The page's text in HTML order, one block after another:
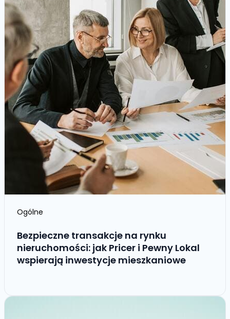
Ogólne
Bezpieczne transakcje na rynku
nieruchomości: jak Pricer i Pewny Lokal
wspierają inwestycje mieszkaniowe